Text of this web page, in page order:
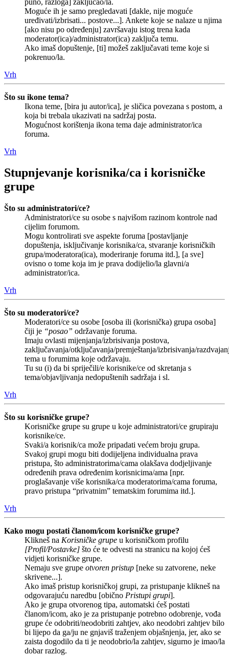
Moguće ih je samo pregledavati [dakle, nije moguće
uređivati/izbrisati... postove...]. Ankete koje se nalaze u njima
[ako nisu po određenju] završavaju istog trena kada
moderator(ica)/administrator(ica) zaključa temu.
Ako imaš dopuštenje, [ti] možeš zaključavati teme koje si
pokrenuo/la.
Vrh
Što su ikone tema?
Ikona teme, [bira ju autor/ica], je sličica povezana s postom, a
koja bi trebala ukazivati na sadržaj posta.
Mogućnost korištenja ikona tema daje administrator/ica
foruma.
Vrh
Stupnjevanje korisnika/ca i korisničke
grupe
Što su administratori/ce?
Administratori/ce su osobe s najvišom razinom kontrole nad
cijelim forumom.
Mogu kontrolirati sve aspekte foruma [postavljanje
dopuštenja, isključivanje korisnika/ca, stvaranje korisničkih
grupa/moderatora(ica), moderiranje foruma itd.], [a sve]
ovisno o tome koja im je prava dodijelio/la glavni/a
administrator/ica.
Vrh
Što su moderatori/ce?
Moderatori/ce su osobe [osoba ili (korisnička) grupa osoba]
čiji je “posao” održavanje foruma.
Imaju ovlasti mijenjanja/izbrisivanja postova,
zaključavanja/otključavanja/premještanja/izbrisivanja/
tema u forumima koje održavaju.
Tu su (i) da bi spriječili/e korisnike/ce od skretanja s
tema/objavljivanja nedopuštenih sadržaja i sl.
Vrh
Što su korisničke grupe?
Korisničke grupe su grupe u koje administratori/ce grupiraju
korisnike/ce.
Svaki/a korisnik/ca može pripadati većem broju grupa.
Svakoj grupi mogu biti dodijeljena individualna prava
pristupa, što administratorima/cama olakšava dodjeljivanje
određenih prava određenim korisnicima/ama [npr.
proglašavanje više korisnika/ca moderatorima/cama foruma,
pravo pristupa “privatnim” tematskim forumima itd.].
Vrh
Kako mogu postati članom/icom korisničke grupe?
Klikneš na Korisničke grupe u korisničkom profilu
[Profil/Postavke] što će te odvesti na stranicu na kojoj ćeš
vidjeti korisničke grupe.
Nemaju sve grupe otvoren pristup [neke su zatvorene, neke
skrivene...].
Ako imaš pristup korisničkoj grupi, za pristupanje klikneš na
odgovarajuću naredbu [obično Pristupi grupi].
Ako je grupa otvorenog tipa, automatski ćeš postati
članom/icom, ako je za pristupanje potrebno odobrenje, vođa
grupe će odobriti/neodobriti zahtjev, ako neodobri zahtjev bilo
bi lijepo da ga/ju ne gnjaviš traženjem objašnjenja, jer, ako se
zaista dogodilo da ti je neodobrio/la zahtjev, sigurno je imao/la
dobar razlog.